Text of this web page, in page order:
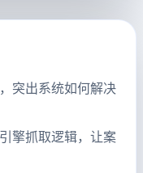
突出系统如何解决
擎抓取逻辑，让案